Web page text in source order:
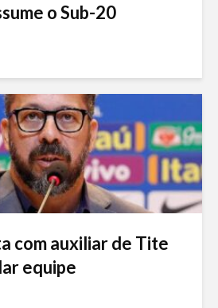
o Sub-20
com auxiliar de Tite
equipe